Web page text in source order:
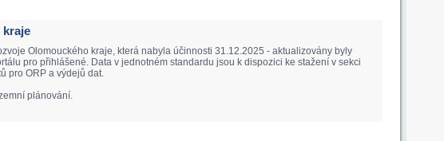
kraje
Olomouckého kraje, která nabyla účinnosti 31.12.2025 - aktualizovány byly
pro přihlášené. Data v jednotném standardu jsou k dispozici ke stažení v sekci
pro ORP a výdejů dat.
plánování.